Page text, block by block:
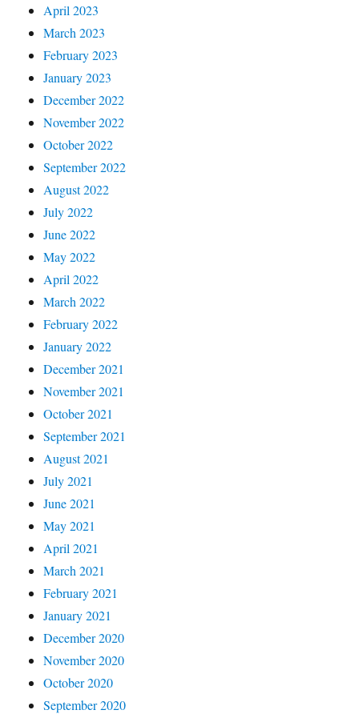
April 2023
March 2023
February 2023
January 2023
December 2022
November 2022
October 2022
September 2022
August 2022
July 2022
June 2022
May 2022
April 2022
March 2022
February 2022
January 2022
December 2021
November 2021
October 2021
September 2021
August 2021
July 2021
June 2021
May 2021
April 2021
March 2021
February 2021
January 2021
December 2020
November 2020
October 2020
September 2020